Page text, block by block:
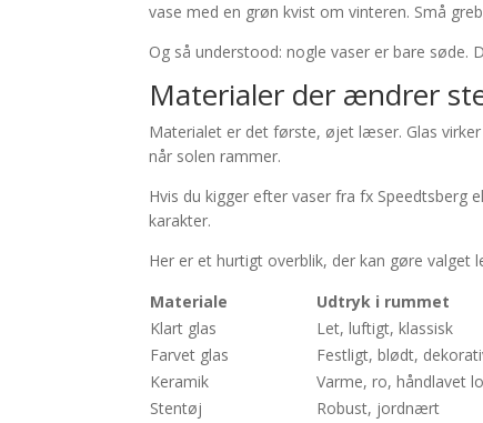
vase med en grøn kvist om vinteren. Små
Og så understood: nogle vaser er bare søde.
Materialer der ændrer
Materialet er det første, øjet læser. Glas
når solen rammer.
Hvis du kigger efter vaser fra fx Speedtsberg
karakter.
Her er et hurtigt overblik, der kan gøre valget
Materiale
Udtryk i rummet
Klart glas
Let, luftigt, klassisk
Farvet glas
Festligt, blødt,
Keramik
Varme, ro, håndlavet
Stentøj
Robust, jordnært